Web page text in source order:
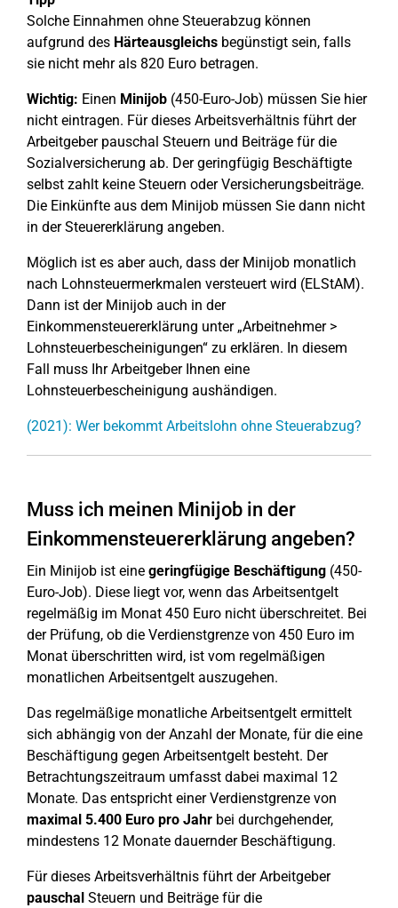
Solche Einnahmen ohne Steuerabzug können
aufgrund des Härteausgleichs begünstigt sein, falls
sie nicht mehr als 820 Euro betragen.
Wichtig: Einen Minijob (450-Euro-Job) müssen Sie hier
nicht eintragen. Für dieses Arbeitsverhältnis führt der
Arbeitgeber pauschal Steuern und Beiträge für die
Sozialversicherung ab. Der geringfügig Beschäftigte
selbst zahlt keine Steuern oder Versicherungsbeiträge.
Die Einkünfte aus dem Minijob müssen Sie dann nicht
in der Steuererklärung angeben.
Möglich ist es aber auch, dass der Minijob monatlich
nach Lohnsteuermerkmalen versteuert wird (ELStAM).
Dann ist der Minijob auch in der
Einkommensteuererklärung unter „Arbeitnehmer >
Lohnsteuerbescheinigungen“ zu erklären. In diesem
Fall muss Ihr Arbeitgeber Ihnen eine
Lohnsteuerbescheinigung aushändigen.
(2021): Wer bekommt Arbeitslohn ohne Steuerabzug?
Muss ich meinen Minijob in der
Einkommensteuererklärung angeben?
Ein Minijob ist eine geringfügige Beschäftigung (450-
Euro-Job). Diese liegt vor, wenn das Arbeitsentgelt
regelmäßig im Monat 450 Euro nicht überschreitet. Bei
der Prüfung, ob die Verdienstgrenze von 450 Euro im
Monat überschritten wird, ist vom regelmäßigen
monatlichen Arbeitsentgelt auszugehen.
Das regelmäßige monatliche Arbeitsentgelt ermittelt
sich abhängig von der Anzahl der Monate, für die eine
Beschäftigung gegen Arbeitsentgelt besteht. Der
Betrachtungszeitraum umfasst dabei maximal 12
Monate. Das entspricht einer Verdienstgrenze von
maximal 5.400 Euro pro Jahr bei durchgehender,
mindestens 12 Monate dauernder Beschäftigung.
Für dieses Arbeitsverhältnis führt der Arbeitgeber
pauschal Steuern und Beiträge für die